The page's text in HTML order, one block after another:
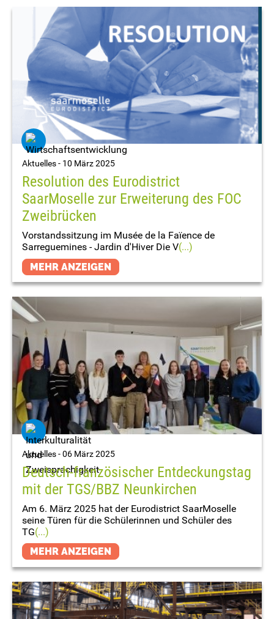
Aktuelles - 10 März 2025
Resolution des Eurodistrict
SaarMoselle zur Erweiterung des FOC
Zweibrücken
Vorstandssitzung im Musée de la Faïence de
Sarreguemines - Jardin d'Hiver Die V(...)
MEHR ANZEIGEN
Aktuelles -06 März 2025
Deutsch-französischer Entdeckungstag
mit der TGS/BBZ Neunkirchen
Am 6. März 2025 hat der Eurodistrict SaarMoselle
seine Türen für die Schülerinnen und Schüler des
TG(...)
MEHR ANZEIGEN